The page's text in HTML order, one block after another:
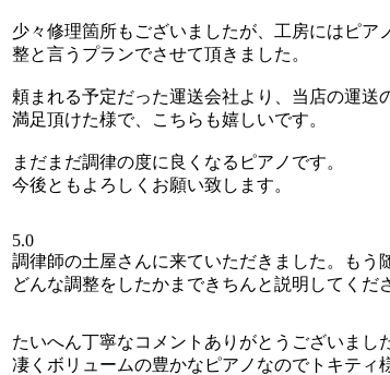
少々修理箇所もございましたが、工房にはピ
整と言うプランでさせて頂きました。
頼まれる予定だった運送会社より、当店の運送
満足頂けた様で、こちらも嬉しいです。
まだまだ調律の度に良くなるピアノです。
今後ともよろしくお願い致します。
5.0
調律師の土屋さんに来ていただきました。もう
どんな調整をしたかまできちんと説明してくだ
たいへん丁寧なコメントありがとうございまし
凄くボリュームの豊かなピアノなのでトキティ